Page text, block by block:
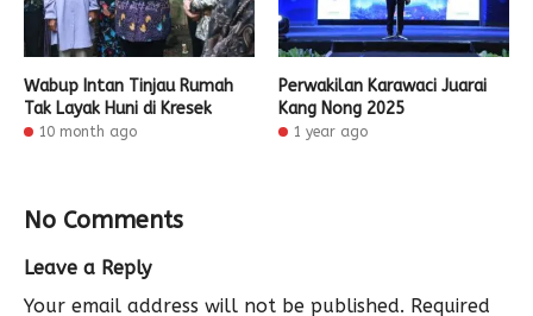
Wabup Intan Tinjau Rumah
Tak Layak Huni di Kresek
10 month ago
Perwakilan Karawaci Juarai
Kang Nong 2025
1 year ago
No Comments
Leave a Reply
Your email address will not be published. Required